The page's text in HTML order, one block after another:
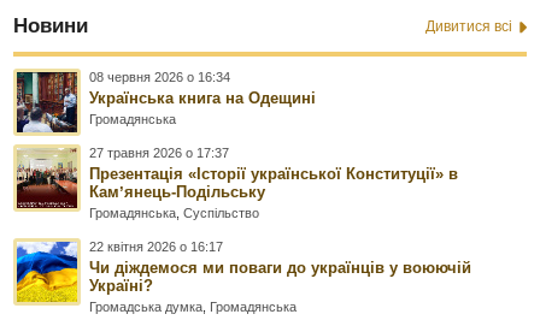
Новини Дивитися всі
08 червня 2026 о 16:34
Українська книга на Одещині
Громадянська
27 травня 2026 о 17:37
Презентація «Історії української Конституції» в
Камʼянець-Подільську
Громадянська ,Суспільство
22 квітня 2026 о 16:17
Чи діждемося ми поваги до українців у воюючій
Україні?
Громадська думка Громадянська